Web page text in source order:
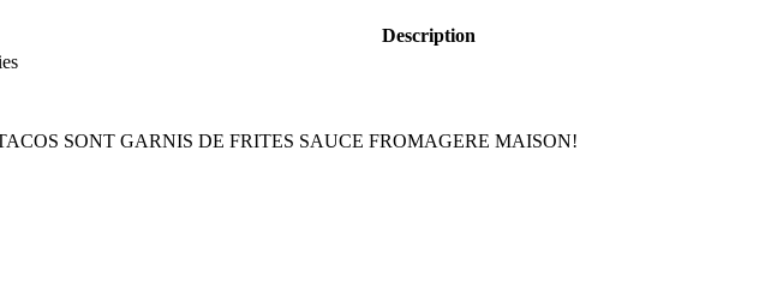
Description
SONT GARNIS DE FRITES SAUCE FROMAGERE MAISON!